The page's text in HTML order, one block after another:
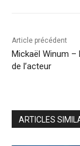
Article précédent
Mickaël Winum –
de l’acteur
ARTICLES